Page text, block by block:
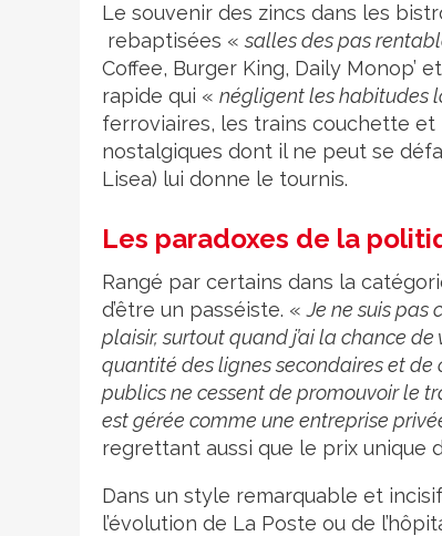
Le souvenir des zincs dans les
rebaptisées «salles des pas
Coffee, Burger King, Daily Monop’
rapide qui « négligent les habitudes
ferroviaires, les trains couchette
nostalgiques dont il ne peut se
Lisea) lui donne le tournis.
Les paradoxes de la
Rangé par certains dans la
d’être un passéiste. «Je ne suis pas
plaisir, surtout quand j’ai la chance
quantité des lignes secondaires et de
publics ne cessent de promouvoir le
est gérée comme une entreprise
regrettant aussi que le prix unique
Dans un style remarquable et
l’évolution de La Poste ou de